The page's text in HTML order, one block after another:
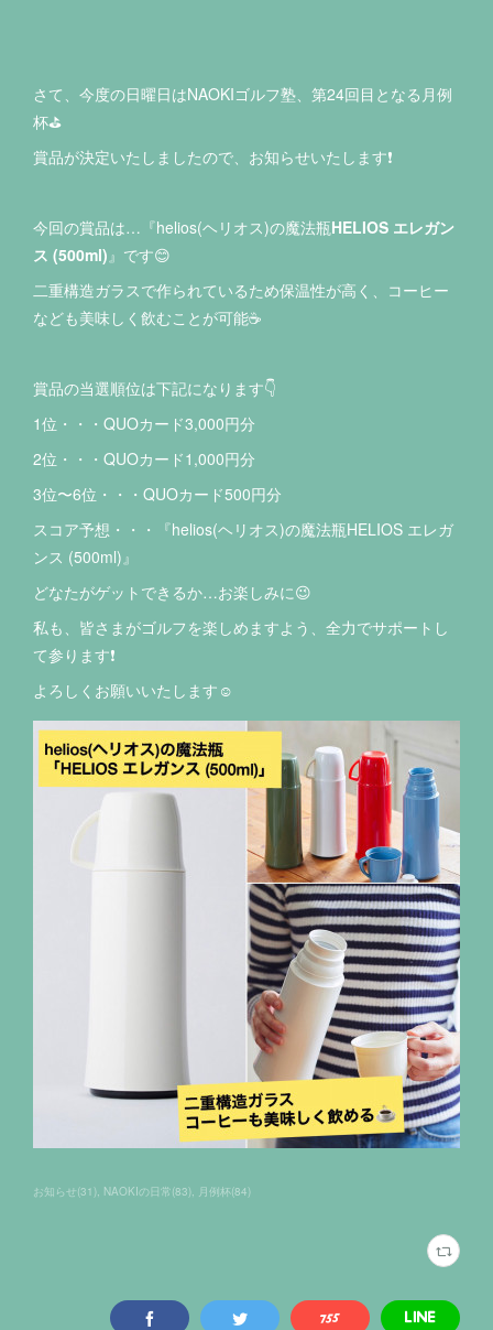
さて、今度の日曜日はNAOKIゴルフ塾、第24回目となる月例
杯⛳️
賞品が決定いたしましたので、お知らせいたします❗️
今回の賞品は…『helios(ヘリオス)の魔法瓶HELIOS エレガン
ス (500ml)』です😊
二重構造ガラスで作られているため保温性が高く、コーヒー
なども美味しく飲むことが可能☕️
賞品の当選順位は下記になります👇
1位・・・QUOカード3,000円分
2位・・・QUOカード1,000円分
3位〜6位・・・QUOカード500円分
スコア予想・・・『helios(ヘリオス)の魔法瓶HELIOS エレガ
ンス (500ml)』
どなたがゲットできるか…お楽しみに😉
私も、皆さまがゴルフを楽しめますよう、全力でサポートし
て参ります❗️
よろしくお願いいたします☺️
お知らせ(31) NAOKIの日常(83) 月例杯(84)